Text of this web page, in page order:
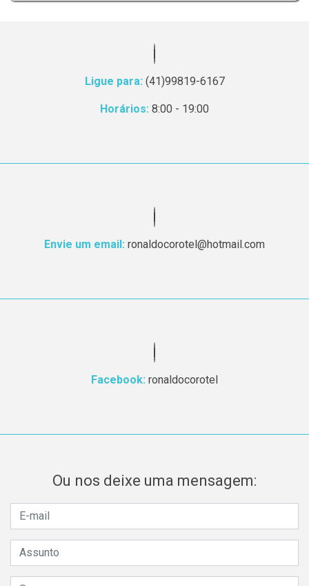
Ligue para: (41)99819-6167
Horários: 8:00 - 19:00
Envie um email: ronaldocorotel@hotmail.com
Facebook: ronaldocorotel
Ou nos deixe uma mensagem: